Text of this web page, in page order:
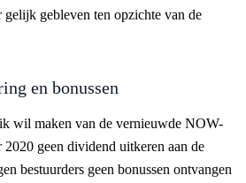
gelijk gebleven ten opzichte van de
en bonussen
wil maken van de vernieuwde NOW-
geen dividend uitkeren aan de
bestuurders geen bonussen ontvangen